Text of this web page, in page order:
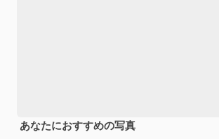
あなたにおすすめの写真